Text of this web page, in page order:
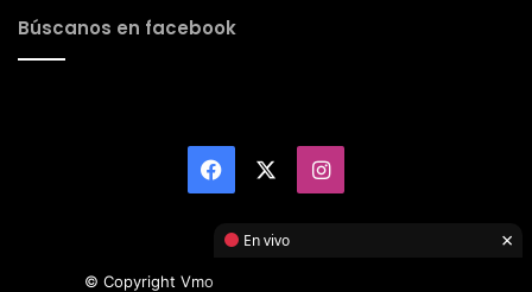
Búscanos en facebook
Facebook Instagram
© Copyright Vmotor TI 2026, All Rights Reserved
En vivo ×